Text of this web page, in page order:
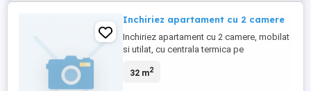
Inchiriez apartament cu 2 camere
Inchiriez apartament cu 2 camere, mobilat
si utilat, cu centrala termica pe
Eternității! Preț 1500 lei plus garantie 1500
32 m2